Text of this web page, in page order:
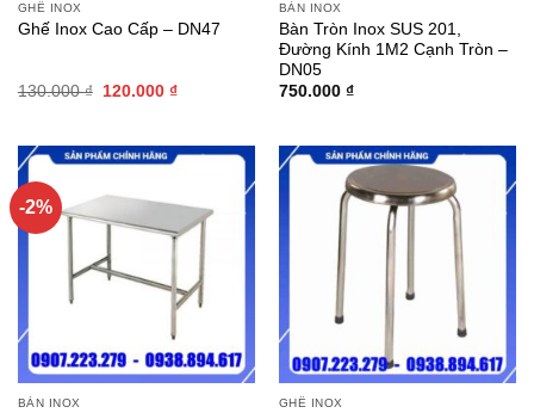
GHẾ INOX
Ghế Inox Cao Cấp – DN47
130.000₫
Giá
120.000 ₫Giá
120.000 ₫.
BÀN INOX
Bàn Tròn Inox SUS 201,
Đường Kính 1M2 Cạnh Tròn –
DN05
750.000 ₫
-2%
BÀN INOX GHẾ INOX